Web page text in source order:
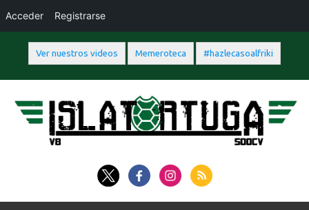
Ver nuestros videos Memeroteca #hazlecasoalfriki
contenido
Acceder Registrarse